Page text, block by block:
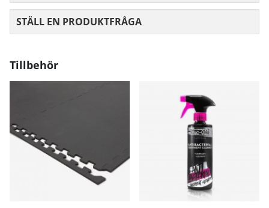
STÄLL EN PRODUKTFRÅGA
Tillbehör